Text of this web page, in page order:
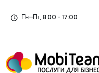
Пн–Пт, 8:00 - 17:00